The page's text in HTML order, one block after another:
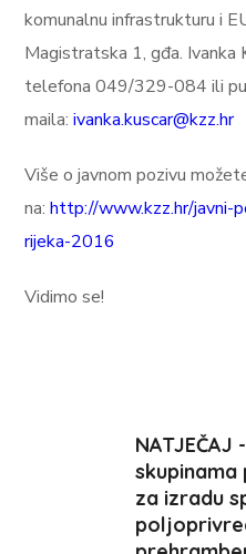
komunalnu infrastrukturu i
Magistratska 1, gđa. Ivanka
telefona 049/329-084 ili
maila:ivanka.kuscar@kzz.hr
Više o javnom pozivu
na:http://www.kzz.hr/javni-
rijeka-2016
Vidimo se!
za izradu